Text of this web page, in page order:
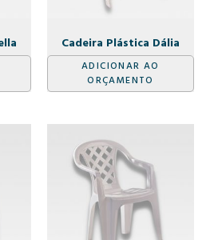
Cadeira Plástica Dália
ADICIONAR AO
ORÇAMENTO